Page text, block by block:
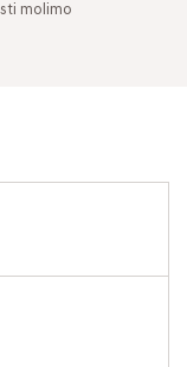
molimo